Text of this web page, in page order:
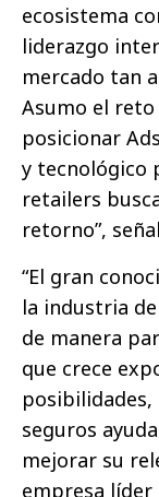
ecosistema
liderazgo
mercado tan
Asumo el
posicionar
y tecnológico
retailers
retorno”,
“El gran
la industria
de manera
que crece
posibilidades,
seguros
mejorar su
empresa líder